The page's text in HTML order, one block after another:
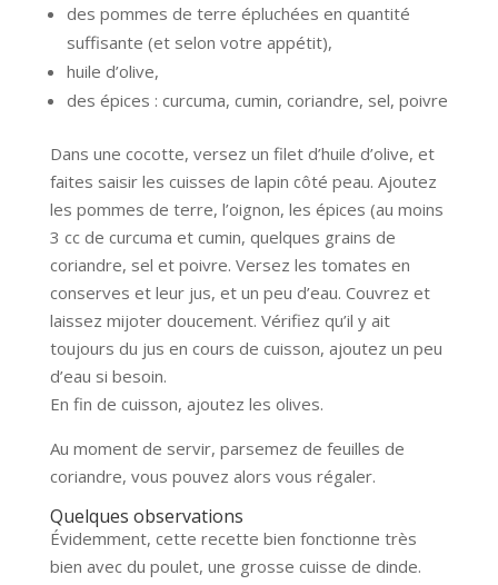
des pommes de terre épluchées en quantité
suffisante (et selon votre appétit),
huile d’olive,
des épices : curcuma, cumin, coriandre, sel, poivre
Dans une cocotte, versez un filet d’huile d’olive, et
faites saisir les cuisses de lapin côté peau. Ajoutez
les pommes de terre, l’oignon, les épices (au moins
3 cc de curcuma et cumin, quelques grains de
coriandre, sel et poivre. Versez les tomates en
conserves et leur jus, et un peu d’eau. Couvrez et
laissez mijoter doucement. Vérifiez qu’il y ait
toujours du jus en cours de cuisson, ajoutez un peu
d’eau si besoin.
En fin de cuisson, ajoutez les olives.
Au moment de servir, parsemez de feuilles de
coriandre, vous pouvez alors vous régaler.
Quelques observations
Évidemment, cette recette bien fonctionne très
bien avec du poulet, une grosse cuisse de dinde.